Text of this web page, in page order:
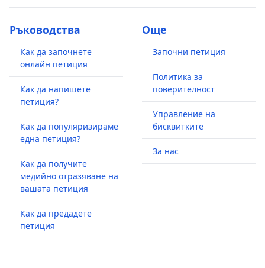
Ръководства
Как да започнете
онлайн петиция
Как да напишете
петиция?
Как да популяризираме
една петиция?
Как да получите
медийно отразяване на
вашата петиция
Как да предадете
петиция
Още
Започни петиция
Политика за
поверителност
Управление на
бисквитките
За нас